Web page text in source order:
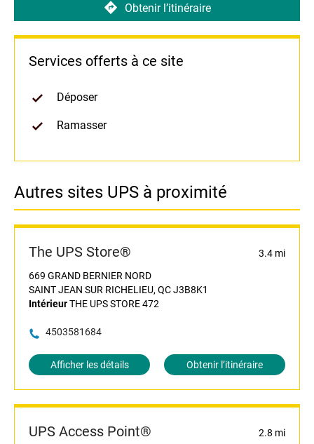
Obtenir l’itinéraire
Services offerts à ce site
Déposer
Ramasser
Autres sites UPS à proximité
The UPS Store®
3.4 mi
669 GRAND BERNIER NORD
SAINT JEAN SUR RICHELIEU, QC J3B8K1
IntérieurTHE UPS STORE 472
4503581684
Afficher les détails Obtenir l’itinéraire
UPS Access Point® 2.8 mi